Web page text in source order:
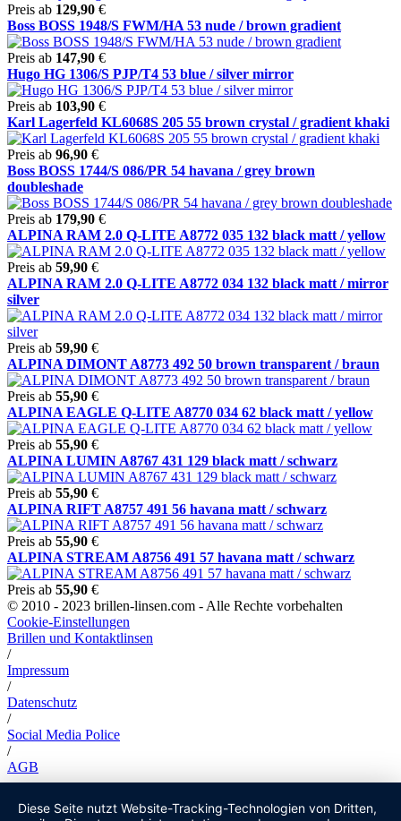
Preis ab 129,90 €
Boss BOSS 1948/S FWM/HA 53 nude / brown gradient
Preis ab 147,90 €
Hugo HG 1306/S PJP/T4 53 blue / silver mirror
Preis ab 103,90 €
Karl Lagerfeld KL6068S 205 55 brown crystal / gradient khaki
Preis ab 96,90 €
Boss BOSS 1744/S 086/PR 54 havana / grey brown
doubleshade
Preis ab 179,90 €
ALPINA RAM 2.0 Q-LITE A8772 035 132 black matt / yellow
Preis ab 59,90 €
ALPINA RAM 2.0 Q-LITE A8772 034 132 black matt / mirror
silver
Preis ab 59,90 €
ALPINA DIMONT A8773 492 50 brown transparent / braun
Preis ab 55,90 €
ALPINA EAGLE Q-LITE A8770 034 62 black matt / yellow
Preis ab 55,90 €
ALPINA LUMIN A8767 431 129 black matt / schwarz
Preis ab 55,90 €
ALPINA RIFT A8757 491 56 havana matt / schwarz
Preis ab 55,90 €
ALPINA STREAM A8756 491 57 havana matt / schwarz
Preis ab 55,90 €
© 2010 - 2023 brillen-linsen.com - Alle Rechte vorbehalten
Cookie-Einstellungen
Brillen und Kontaktlinsen
/
Impressum
/
Datenschutz
/
Social Media Police
/
AGB
Diese Seite nutzt Website-Tracking-Technologien von Dritten,